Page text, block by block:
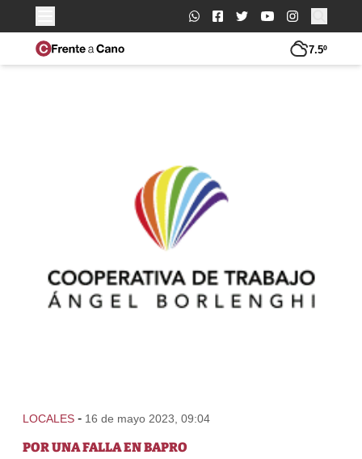
Buscar:
7.5º
LOCALES - 16 de mayo 2023, 09:04
POR UNA FALLA EN BAPRO